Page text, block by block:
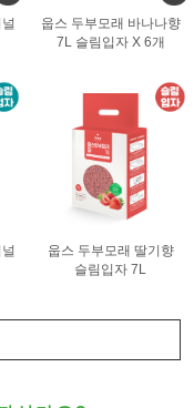
웁스 두부모래 바나나향
7L 슬림입자 X 6개
웁스 두부모래 딸기향
슬림입자 7L